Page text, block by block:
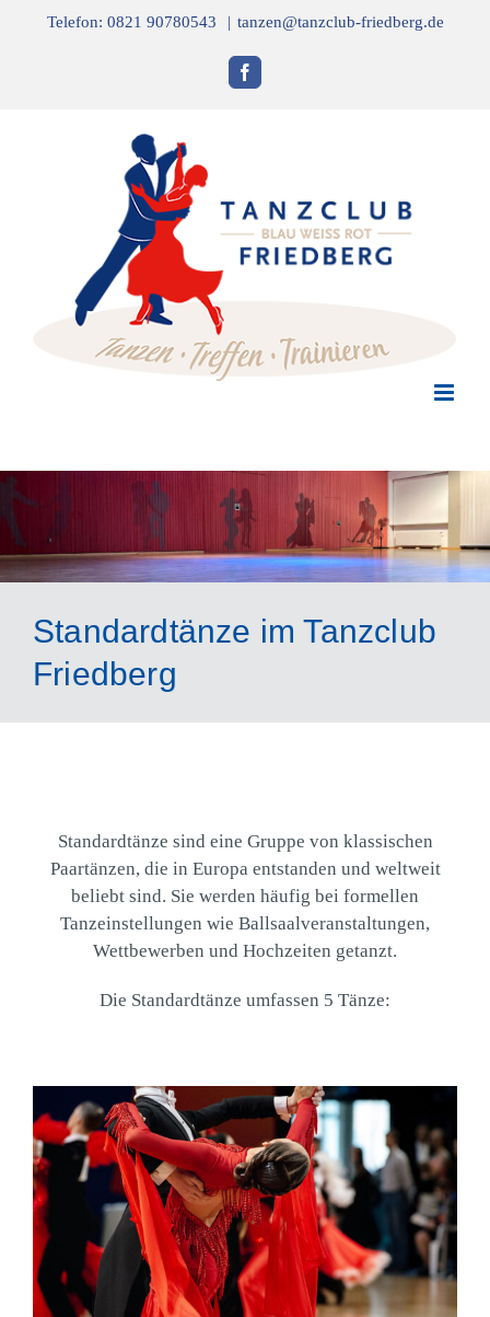
Telefon: 0821 90780543 | tanzen@tanzclub-friedberg.de
Facebook
Standardtänze im Tanzclub
Friedberg
Standardtänze sind eine Gruppe von klassischen
Paartänzen, die in Europa entstanden und weltweit
beliebt sind. Sie werden häufig bei formellen
Tanzeinstellungen wie Ballsaalveranstaltungen,
Wettbewerben und Hochzeiten getanzt.
Die Standardtänze umfassen 5 Tänze: